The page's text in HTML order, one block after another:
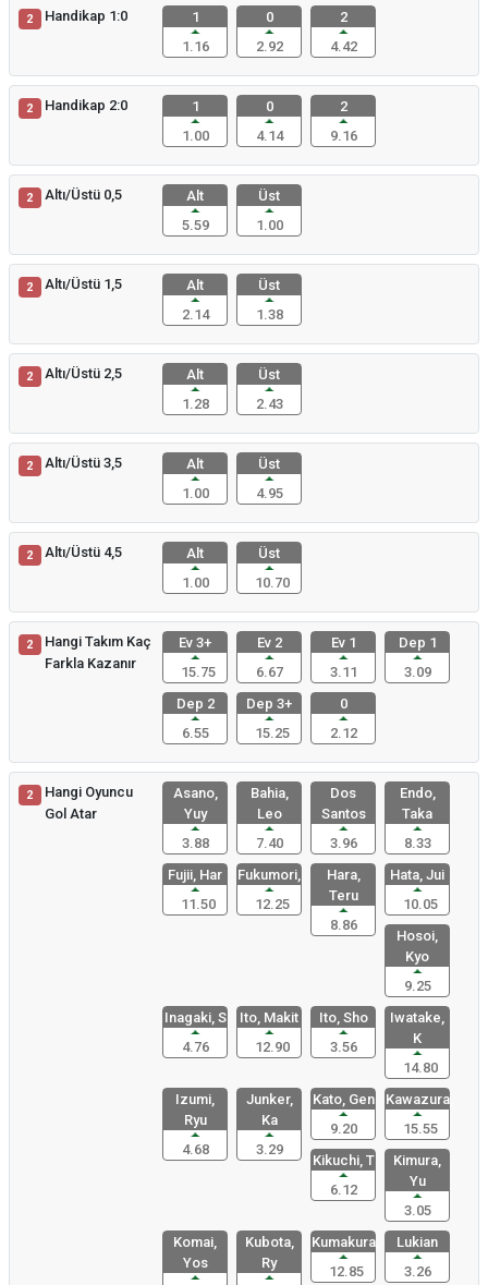
2 Handikap 1:0
1
1.16
0
2.92
2
4.42
2 Handikap 2:0
1
1.00
0
4.14
2
9.16
2 Altı/Üstü 0,5
Alt
5.59
Üst
1.00
2 Altı/Üstü 1,5
Alt
2.14
Üst
1.38
2 Altı/Üstü 2,5
Alt
1.28
Üst
2.43
2 Altı/Üstü 3,5
Alt
1.00
Üst
4.95
2 Altı/Üstü 4,5
Alt
1.00
Üst
10.70
2
Hangi Takım Kaç
Farkla Kazanır
Ev 3+
15.75
Ev 2
6.67
Ev 1
3.11
Dep 1
3.09
Dep 2
6.55
Dep 3+
15.25
0
2.12
2
Hangi Oyuncu
Gol Atar
Asano,
Yuy
3.88
Bahia,
Leo
7.40
Dos
Santos
3.96
Endo,
Taka
8.33
Fujii, Har
11.50
Fukumori,
12.25
Hara,
Teru
8.86
Hata, Jui
10.05
Hosoi,
Kyo
9.25
Inagaki, S
4.76
Ito, Makit
12.90
Ito, Sho
3.56
Iwatake,
K
14.80
Izumi,
Ryu
4.68
Junker,
Ka
3.29
Kato, Gen
9.20
Kawazura,
15.55
Kikuchi, T
6.12
Kimura,
Yu
3.05
Komai,
Yos
Kubota,
Ry
Kumakura,
12.85
Lukian
3.26